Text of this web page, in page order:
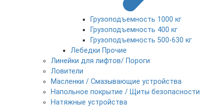
Грузоподъемность 1000 кг
Грузоподъемность 400 кг
Грузоподъемность 500-630 кг
Лебедки Прочие
Линейки для лифтов/ Пороги
Ловители
Масленки / Смазывающие устройства
Напольное покрытие / Щиты безопасности
Натяжные устройства